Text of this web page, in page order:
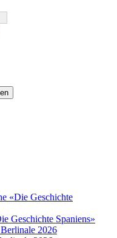
«Die Geschichte
Geschichte Spaniens»
2026